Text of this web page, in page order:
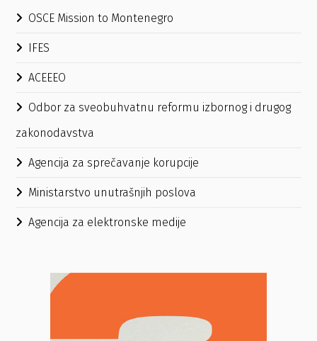
OSCE Mission to Montenegro
IFES
ACEEEO
Odbor za sveobuhvatnu reformu izbornog i drugog
zakonodavstva
Agencija za sprečavanje korupcije
Ministarstvo unutrašnjih poslova
Agencija za elektronske medije